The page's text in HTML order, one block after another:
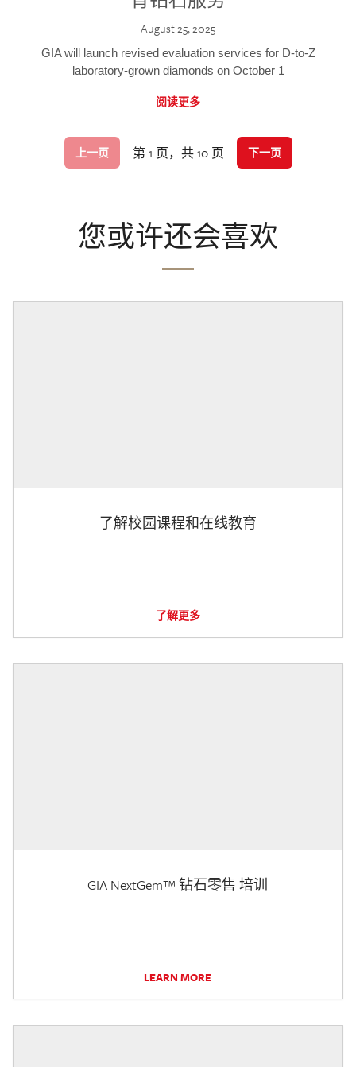
August 25, 2025
GIA will launch revised evaluation services for D-to-Z
laboratory-grown diamonds on October 1
阅读更多
上一页 第 1 页，共 10 页 下一页
您或许还会喜欢
了解校园课程和在线教育
了解更多
GIA NextGem™ 钻石零售 培训
LEARN MORE